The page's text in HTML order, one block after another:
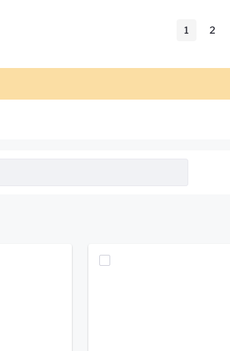
Seite
1 Seite
2